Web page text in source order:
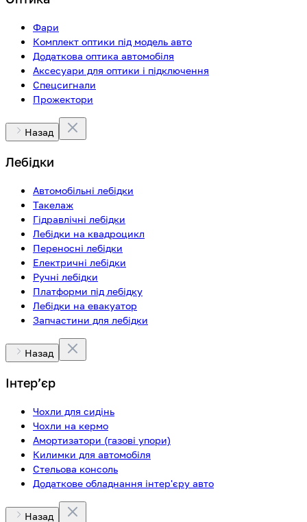
Фари
Комплект оптики під модель авто
Додаткова оптика автомобіля
Аксесуари для оптики і підключення
Спецсигнали
Прожектори
Назад
Лебідки
Автомобільні лебідки
Такелаж
Гідравлічні лебідки
Лебідки на квадроцикл
Переносні лебідки
Електричні лебідки
Ручні лебідки
Платформи під лебідку
Лебідки на евакуатор
Запчастини для лебідки
Назад
Інтерʼєр
Чохли для сидінь
Чохли на кермо
Амортизатори (газові упори)
Килимки для автомобіля
Стельова консоль
Додаткове обладнання інтер'єру авто
Назад